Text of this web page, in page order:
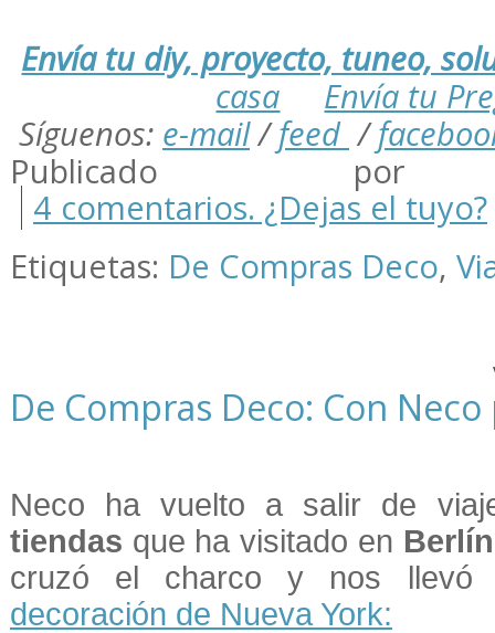
Envía tu diy, proyecto, tuneo,
casa
Envía tu
Síguenos: e-mail/feed /
Publicado por
4 comentarios. ¿Dejas el tuyo?
Etiquetas: De Compras Deco,
De Compras Deco: Con
Neco ha vuelto a salir de
tiendas que ha visitado en Berlín
cruzó el charco y nos
decoración de Nueva York: